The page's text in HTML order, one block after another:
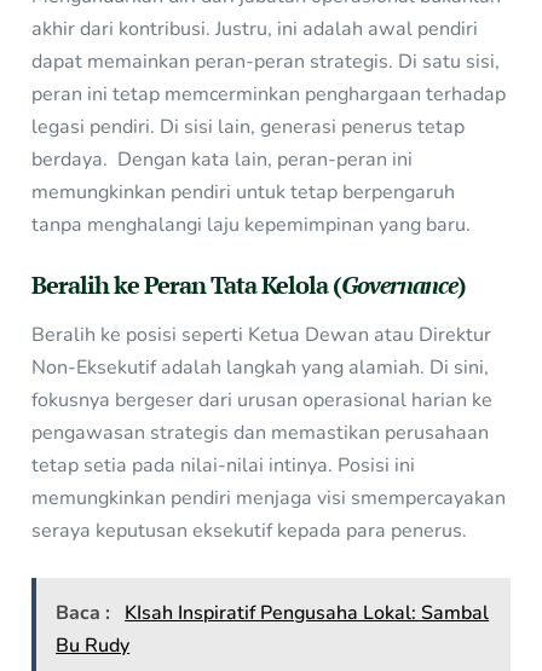
akhir dari kontribusi. Justru, ini adalah awal pendiri
dapat memainkan peran-peran strategis. Di satu sisi,
peran ini tetap memcerminkan penghargaan terhadap
legasi pendiri. Di sisi lain, generasi penerus tetap
berdaya. Dengan kata lain, peran-peran ini
memungkinkan pendiri untuk tetap berpengaruh
tanpa menghalangi laju kepemimpinan yang baru.
Beralih ke Peran Tata Kelola (Governance)
Beralih ke posisi seperti Ketua Dewan atau Direktur
Non-Eksekutif adalah langkah yang alamiah. Di sini,
fokusnya bergeser dari urusan operasional harian ke
pengawasan strategis dan memastikan perusahaan
tetap setia pada nilai-nilai intinya. Posisi ini
memungkinkan pendiri menjaga visi smempercayakan
seraya keputusan eksekutif kepada para penerus.
Baca :
KIsah Inspiratif Pengusaha Lokal: Sambal
Bu Rudy